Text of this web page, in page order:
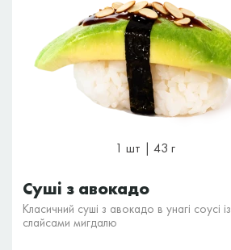
1 шт | 43 г
Суші з авокадо
Класичний суші з авокадо в унагі соусі із
слайсами мигдалю